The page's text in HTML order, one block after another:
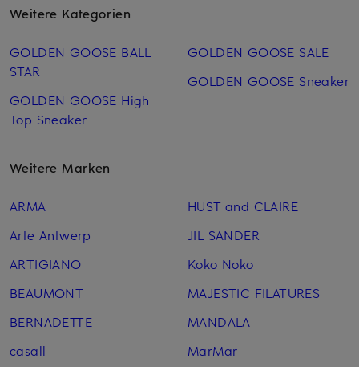
Weitere Kategorien
GOLDEN GOOSE BALL
STAR
GOLDEN GOOSE High
Top Sneaker
GOLDEN GOOSE SALE
GOLDEN GOOSE Sneaker
Weitere Marken
ARMA
Arte Antwerp
ARTIGIANO
BEAUMONT
BERNADETTE
casall
HUST and CLAIRE
JIL SANDER
Koko Noko
MAJESTIC FILATURES
MANDALA
MarMar